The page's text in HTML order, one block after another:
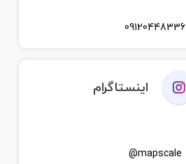
09120448336
اینستاگرام
mapscale@